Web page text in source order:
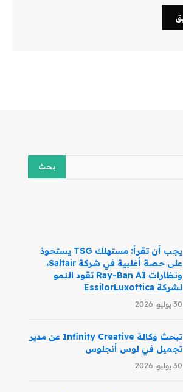
يجب أن تقرأ: مستهلك TSG يستحوذ
على حصة أغلبية في شركة Saltair،
ونظارات Ray-Ban AI تقود النمو
لشركة EssilorLuxottica
30 يوليو، 2026
تبحث وكالة Infinity Creative عن مدير
تجميل في لوس أنجلوس
30 يوليو، 2026